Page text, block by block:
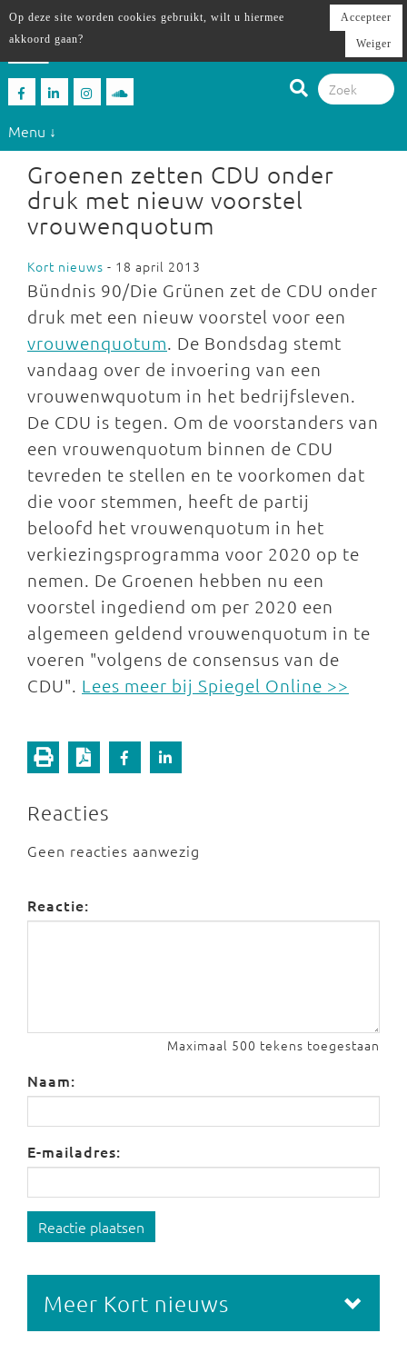
Menu ↓
Groenen zetten CDU onder
druk met nieuw voorstel
vrouwenquotum
Kort nieuws - 18 april 2013
Bündnis 90/Die Grünen zet de CDU onder
druk met een nieuw voorstel voor een
vrouwenquotum. De Bondsdag stemt
vandaag over de invoering van een
vrouwenwquotum in het bedrijfsleven.
De CDU is tegen. Om de voorstanders van
een vrouwenquotum binnen de CDU
tevreden te stellen en te voorkomen dat
die voor stemmen, heeft de partij
beloofd het vrouwenquotum in het
verkiezingsprogramma voor 2020 op te
nemen. De Groenen hebben nu een
voorstel ingediend om per 2020 een
algemeen geldend vrouwenquotum in te
voeren "volgens de consensus van de
CDU". Lees meer bij Spiegel Online >>
Reacties
Geen reacties aanwezig
Reactie:
Maximaal 500 tekens toegestaan
Naam:
E-mailadres:
Reactie plaatsen
Meer Kort nieuws
Op deze site worden cookies gebruikt, wilt u hiermee
akkoord gaan?
Accepteer
Weiger